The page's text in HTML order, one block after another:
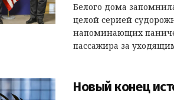
Белого дома
целой серией
напоминающих
пассажира за
Новый конец